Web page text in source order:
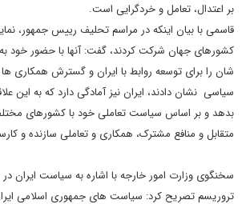
بر اعتدال، تعامل و خردگرایی است.
قاسمی با بیان اینکه در مراسم تحلیف رییس جمهور،
کشورهای جهان شرکت کردند، گفت: آنها با حضور خود به
شان را برای توسعه روابط با ایران و گسترش همکاری
سیاسی نشان دادند، ایران نیز آمادگی دارد که به این
بدهد و بر اساس سیاست تعاملی خود با کشورهای
متقابل و منافع مشترک، همکاری و تعاملی سازنده و
سخنگوی وزارت امور خارجه با اشاره به سیاست ایران در
تروریسم تصریح کرد: سیاست های جمهوری اسلامی